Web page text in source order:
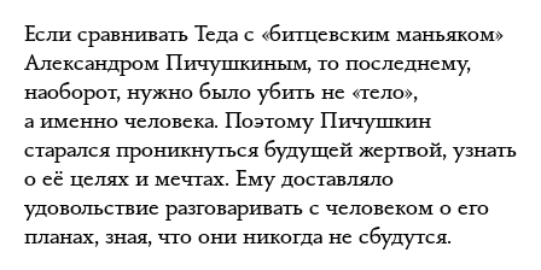
Если сравнивать Теда с «битцевским маньяком»
Александром Пичушкиным, то последнему,
наоборот, нужно было убить не «тело»,
а именно человека. Поэтому Пичушкин
старался проникнуться будущей жертвой, узнать
о её целях и мечтах. Ему доставляло
удовольствие разговаривать с человеком о его
планах, зная, что они никогда не сбудутся.